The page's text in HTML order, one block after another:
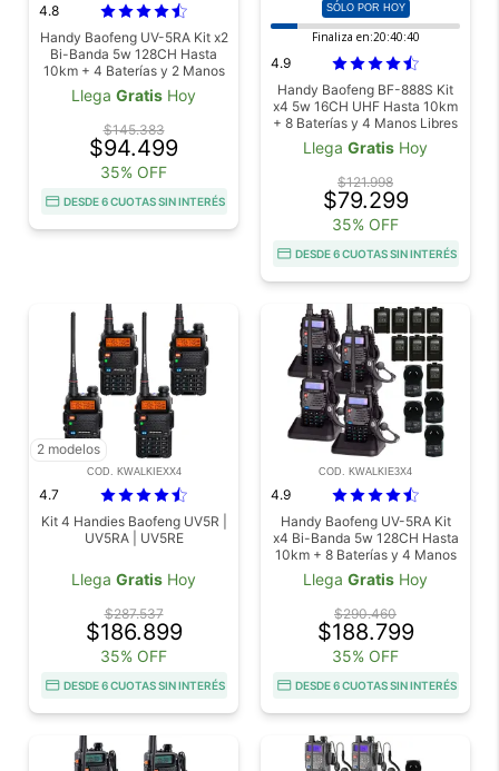
4.8
Handy Baofeng UV-5RA Kit x2
Bi-Banda 5w 128CH Hasta
10km + 4 Baterías y 2 Manos
Libres
Llega Gratis Hoy
$145.383
$94.499
35% OFF
DESDE 6 CUOTAS SIN INTERÉS
SÓLO POR HOY
Finaliza en:20:40:38
4.9
Handy Baofeng BF-888S Kit
x4 5w 16CH UHF Hasta 10km
+ 8 Baterías y 4 Manos Libres
Llega Gratis Hoy
$121.998
$79.299
35% OFF
DESDE 6 CUOTAS SIN INTERÉS
2 modelos
COD. KWALKIEXX4
4.7
Kit 4 Handies Baofeng UV5R |
UV5RA | UV5RE
Llega Gratis Hoy
$287.537
$186.899
35% OFF
DESDE 6 CUOTAS SIN INTERÉS
COD. KWALKIE3X4
4.9
Handy Baofeng UV-5RA Kit
x4 Bi-Banda 5w 128CH Hasta
10km + 8 Baterías y 4 Manos
Libres
Llega Gratis Hoy
$290.460
$188.799
35% OFF
DESDE 6 CUOTAS SIN INTERÉS